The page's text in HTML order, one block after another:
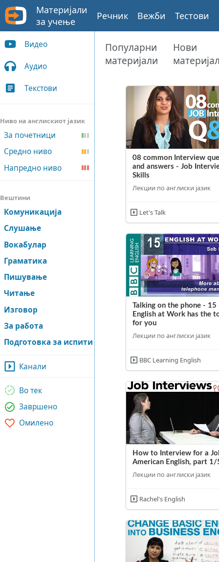
Материјали
за учење
Речник Вежби Тестови
Видео
Аудио
Текстови
Ниво на англискиот јазик
За почетници
Средно ниво
Напредно ниво
Вештини
Комуникација
Слушање
Вокабулар
Граматика
Пишување
Читање
Изговор
За работа
Подготовка за испити
Канали
Во тек
Завршено
Омилено
Популарни
материјали
Нови
08 common Interview
and answers - Job
Skills
Лекции по англиски јазик
Let's Talk
Talking on the phone - 15
English at Work has the
for you
Лекции по англиски јазик
BBC Learning English
How to Interview for a
American English, part 1/
Лекции по англиски јазик
Rachel's English